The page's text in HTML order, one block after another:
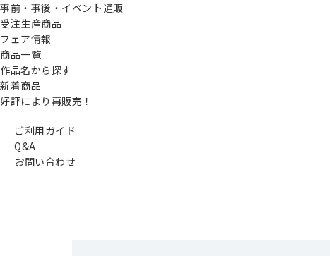
事前・事後・イベント通販
受注生産商品
フェア情報
商品一覧
作品名から探す
新着商品
好評により再販売！
ご利用ガイド
Q&A
お問い合わせ